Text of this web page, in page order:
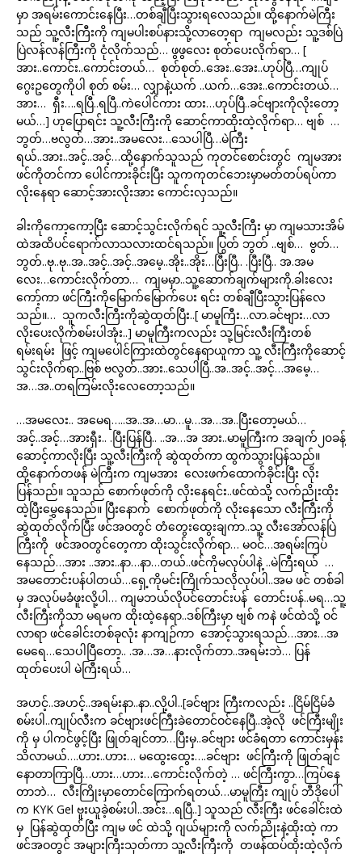
မှာ အရမ်းကောင်းနေပြီး…တစ်ချီပြီးသွားရလေသည်။ ထို့နောက်မဲကြီး
သည် သူ့လီးကြီးကို ကျမပါးစပ်နားသို့လာတေ့ရာ ကျမလည်း သူ့ဒစ်ပြဲ
ပြဲလန်လန်ကြီးကို ငုံလိုက်သည်… ဖွဖွလေး စုတ်ပေးလိုက်ရာ… [
အား..ကောင်း..ကောင်းတယ်… စုတ်စုတ်..အေး..အေး..ဟုပ်ပြီ…ကျုပ်
ဂွေးဥတွေကိုပါ စုတ် စမ်း… လျှာနဲ့ယက် ..ယက်…အေး..ကောင်းတယ်…
အား… ရှီး….ရပြီ..ရပြီ..ကဲပေါင်ကား ထား…ဟုပ်ပြီ..ခင်ဗျားကိုလိုးတော့
မယ်…] ဟုပြောရင်း သူ့လီးကြီးကို ဆောင့်ကာထိုးထဲ့လိုက်ရာ… ဗျစ် …
ဘွတ်…ဗလွတ်…အား..အမလေး…သေပါပြီ…မဲကြီး
ရယ်..အား..အင့်..အင့်…ထို့နောက်သူသည် ကုတင်စောင်းတွင် ကျမအား
ဖင်ကိုတင်ကာ ပေါင်ကားခိုင်းပြီး သူကကုတင်ဘေးမှာမတ်တပ်ရပ်ကာ
လိုးနေရာ ဆောင့်အားလိုးအား ကောင်းလှသည်။
ခါးကိုကော့ကော့ပြီး ဆောင့်သွင်းလိုက်ရင် သူ့လီးကြီး မှာ ကျမသားအိမ်
ထဲအထိပင်ရောက်လာသလားထင်ရသည်။ ပြွတ် ဘွတ် ..ဗျစ်… ဗွတ်…
ဘွတ်..ဗု..ဗု..အ..အင့်..အင့်..အမေ့..အိုး..အိုး…ပြီးပြီ.. .ပြီးပြီ.. အ.အမ
လေး…ကောင်းလိုက်တာ… ကျမမှာ..သူ့ဆောက်ချက်များကို.ခါးလေး
ကော့်ကာ ဖင်ကြီးကိုမြောက်မြောက်ပေး ရင်း တစ်ချီပြီးသွားပြန်လေ
သည်။… သူကလီးကြီးကိုဆွဲထုတ်ပြီး..[ မာမူကြီး…လာ.ခင်ဗျား…လာ
လိုးပေးလိုက်စမ်းပါအုံး..] မာမူကြီးကလည်း သု့မြင်းလီးကြီးတစ်
ရမ်းရမ်း ဖြင့် ကျမပေါင်ကြားထဲတွင်နေရာယူကာ သူ့ လီးကြီးကိုဆောင့်
သွင်းလိုက်ရာ..ဗြစ် ဗလွတ်..အား..သေပါပြီ..အ..အင့်..အင့်…အမေ့…
အ…အ..တရကြမ်းလိုးလေတော့သည်။
…အမလေး.. အမေရ…..အ..အ…မာ…မူ…အ…အ..ပြီးတော့မယ်…
အင့်..အင့်…အားရှီး.. .ပြီးပြန်ပြီ.. ..အ…အ အား..မာမူကြီးက အချက်၂၀ခန့်
ဆောင့်ကာလိုးပြီး သူ့လီးကြီးကို ဆွဲထုတ်ကာ ထွက်သွားပြန်သည်။
ထို့နောက်တဖန် မဲကြီးက ကျမအား လေးဖက်ထောက်ခိုင်းပြီး လိုး
ပြန်သည်။ သူသည် စောက်ဖုတ်ကို လိုးနေရင်း..ဖင်ထဲသို့ လက်ညိုးထိုး
ထဲ့ပြီးမွှေနေသည်။ ပြီးနောက် စောက်ဖုတ်ကို လိုးနေသော လီးကြီးကို
ဆွဲထုတ်လိုက်ပြီး ဖင်အဝတွင် တံတွေးထွေးချကာ..သူ့ လီးအော်လန်ပြဲ
ကြီးကို ဖင်အဝတွင်တေ့ကာ ထိုးသွင်းလိုက်ရာ… မဝင်…အရမ်းကြပ်
နေသည်…အား ..အား..နာ…နာ…တယ်..ဖင်ကိုမလုပ်ပါနဲ့ ..မဲကြီးရယ် …
အမတောင်းပန်ပါတယ်…ရှေ့ကိုမင်းကြိုက်သလိုလုပ်ပါ..အမ ဖင် တစ်ခါ
မှ အလုပ်မခံဖူးလို့ပါ… ကျမဘယ်လိုပင်တောင်းပန် တောင်းပန်..မရ…သူ့
လီးကြီးကိုသာ မရမက ထိုးထဲ့နေရာ..ဒစ်ကြီးမှာ ဗျစ် ကနဲ ဖင်ထဲသို့ ဝင်
လာရာ ဖင်ခေါင်းတစ်ခုလုံး နာကျဉ်ကာ အောင့်သွားရသည်…အား…အ
မေရေ…သေပါပြီတော့.. .အ…အ…နားလိုက်တာ..အရမ်းဘဲ… ပြန်
ထုတ်ပေးပါ မဲကြီးရယ်…
အဟင့်..အဟင့်..အရမ်းနာ..နာ..လို့ပါ..[ခင်ဗျား ကြီးကလည်း ..ငြိမ်ငြိမ်ခံ
စမ်းပါ..ကျုပ်လီးက ခင်ဗျားဖင်ကြီးခဲတောင်ဝင်နေပြီ..အဲ့လို ဖင်ကြီးမျိုး
ကို မှ ပါကင်ဖွင့်ပြီး ဖြုတ်ချင်တာ…ပြီးမှ..ခင်ဗျား ဖင်ခံရတာ ကောင်းမှန်း
သိလာမယ်….ဟား..ဟား… မထွေးထွေး….ခင်ဗျား ဖင်ကြီးကို ဖြုတ်ချင်
နောတာကြာပြီ…ဟား…ဟား…ကောင်းလိုက်တဲ့ … ဖင်ကြီးကွာ…ကြပ်နေ
တာဘဲ… လီးကြိုးမှာတောင်ကြောက်ရတယ်…မာမူကြီး ကျုပ် ဘီဒိုပေါ်
က KYK Gel ဗူးယူခဲ့စမ်းပါ..အင်း…ရပြီ..] သူသည် လီးကြီး ဖင်ခေါင်းထဲ
မှ ပြန်ဆွဲထုတ်ပြီး ကျမ ဖင် ထဲသို့ ဂျယ်များကို လက်ညိုးနဲ့ထိုးထဲ့ ကာ
ဖင်အဝတွင် အများကြီးသုတ်ကာ သူ့လီးကြီးကို တဖန်ထပ်ထိုးထဲ့လိုက်